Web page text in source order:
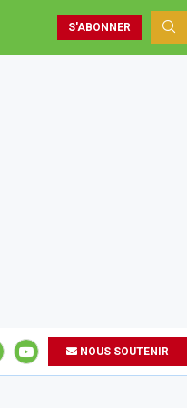
S'ABONNER
NOUS SOUTENIR